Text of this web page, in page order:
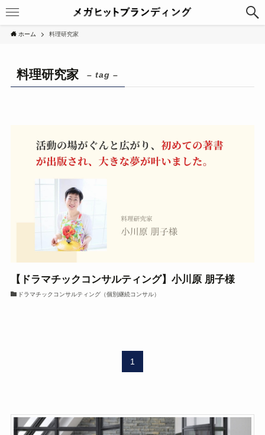
ホーム 料理研究家
料理研究家 – tag –
【ドラマチックコンサルティング】小川原 朋子様
ドラマチックコンサルティング（個別継続コンサル）
1